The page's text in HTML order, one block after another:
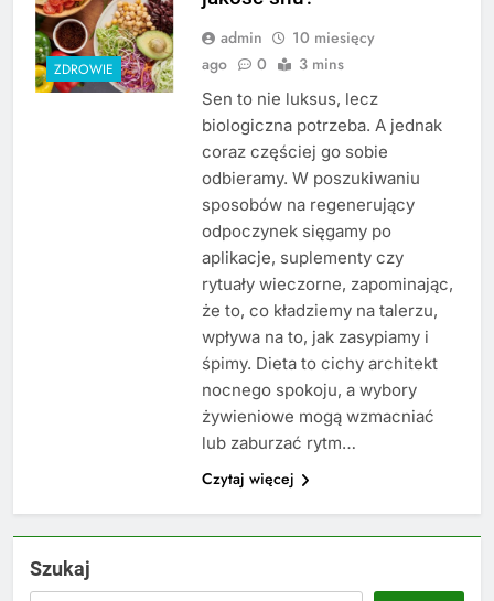
ZDROWIE
admin
10 miesięcy
ago
0 3 mins
Sen to nie luksus, lecz
biologiczna potrzeba. A jednak
coraz częściej go sobie
odbieramy. W poszukiwaniu
sposobów na regenerujący
odpoczynek sięgamy po
aplikacje, suplementy czy
rytuały wieczorne, zapominając,
że to, co kładziemy na talerzu,
wpływa na to, jak zasypiamy i
śpimy. Dieta to cichy architekt
nocnego spokoju, a wybory
żywieniowe mogą wzmacniać
lub zaburzać rytm…
Czytaj więcej
Szukaj